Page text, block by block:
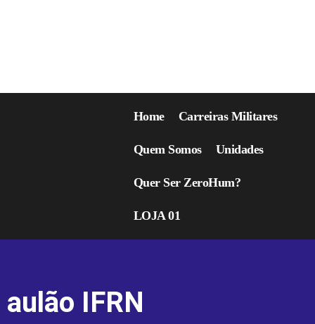
Home Carreiras Militares
Quem Somos Unidades
Quer Ser ZeroHum?
LOJA 01
aulão IFRN